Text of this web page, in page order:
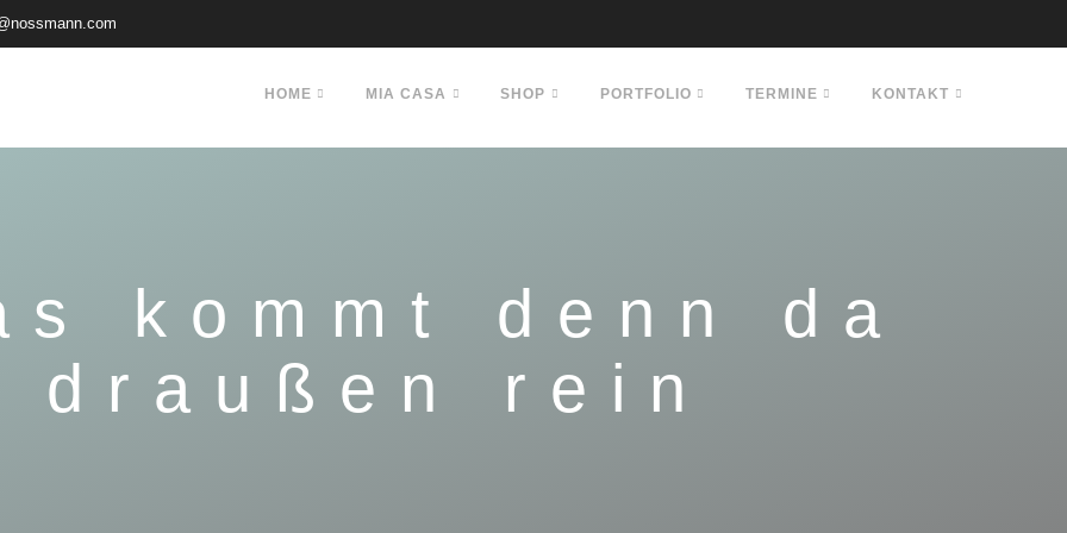
HOME MIA CASA SHOP PORTFOLIO TERMINE KONTAKT
kommt denn da
draußen rein